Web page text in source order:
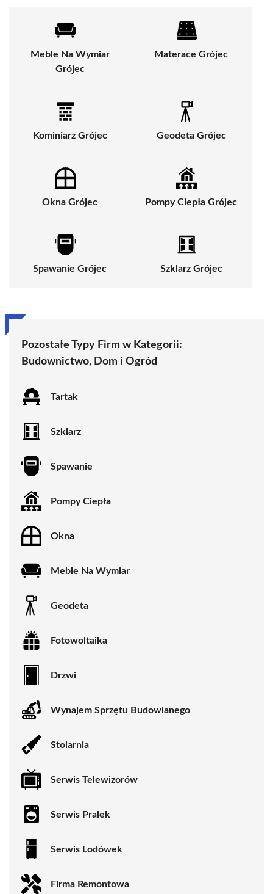
Meble Na Wymiar
Grójec
Materace Grójec
Kominiarz Grójec Geodeta Grójec
Okna Grójec Pompy Ciepła Grójec
Spawanie Grójec Szklarz Grójec
Pozostałe Typy Firm w Kategorii:
Budownictwo, Dom i Ogród
Tartak
Szklarz
Spawanie
Pompy Ciepła
Okna
Meble Na Wymiar
Geodeta
Fotowoltaika
Drzwi
Wynajem Sprzętu Budowlanego
Stolarnia
Serwis Telewizorów
Serwis Pralek
Serwis Lodówek
Firma Remontowa